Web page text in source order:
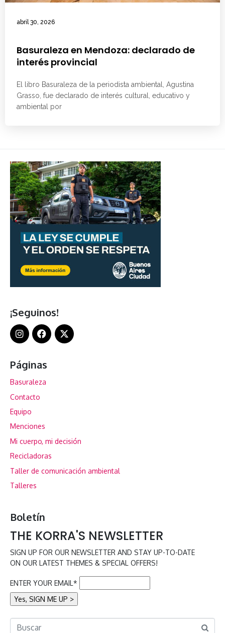
abril 30, 2026
Basuraleza en Mendoza: declarado de
interés provincial
El libro Basuraleza de la periodista ambiental, Agustina
Grasso, fue declarado de interés cultural, educativo y
ambiental por
¡Seguinos!
Páginas
Basuraleza
Contacto
Equipo
Menciones
Mi cuerpo, mi decisión
Recicladoras
Taller de comunicación ambiental
Talleres
Boletín
THE KORRA'S NEWSLETTER
SIGN UP FOR OUR NEWSLETTER AND STAY UP-TO-DATE
ON OUR LATEST THEMES & SPECIAL OFFERS!
ENTER YOUR EMAIL*